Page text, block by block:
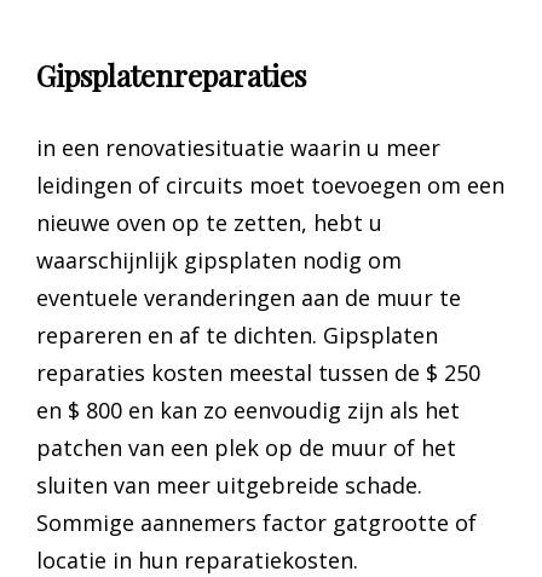
Gipsplatenreparaties
in een renovatiesituatie waarin u meer
leidingen of circuits moet toevoegen om een
nieuwe oven op te zetten, hebt u
waarschijnlijk gipsplaten nodig om
eventuele veranderingen aan de muur te
repareren en af te dichten. Gipsplaten
reparaties kosten meestal tussen de $ 250
en $ 800 en kan zo eenvoudig zijn als het
patchen van een plek op de muur of het
sluiten van meer uitgebreide schade.
Sommige aannemers factor gatgrootte of
locatie in hun reparatiekosten.